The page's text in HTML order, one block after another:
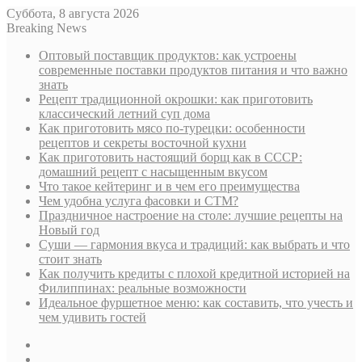
Суббота, 8 августа 2026
Breaking News
Оптовый поставщик продуктов: как устроены
современные поставки продуктов питания и что важно
знать
Рецепт традиционной окрошки: как приготовить
классический летний суп дома
Как приготовить мясо по-турецки: особенности
рецептов и секреты восточной кухни
Как приготовить настоящий борщ как в СССР:
домашний рецепт с насыщенным вкусом
Что такое кейтеринг и в чем его преимущества
Чем удобна услуга фасовки и СТМ?
Праздничное настроение на столе: лучшие рецепты на
Новый год
Суши — гармония вкуса и традиций: как выбрать и что
стоит знать
Как получить кредиты с плохой кредитной историей на
Филиппинах: реальные возможности
Идеальное фуршетное меню: как составить, что учесть и
чем удивить гостей